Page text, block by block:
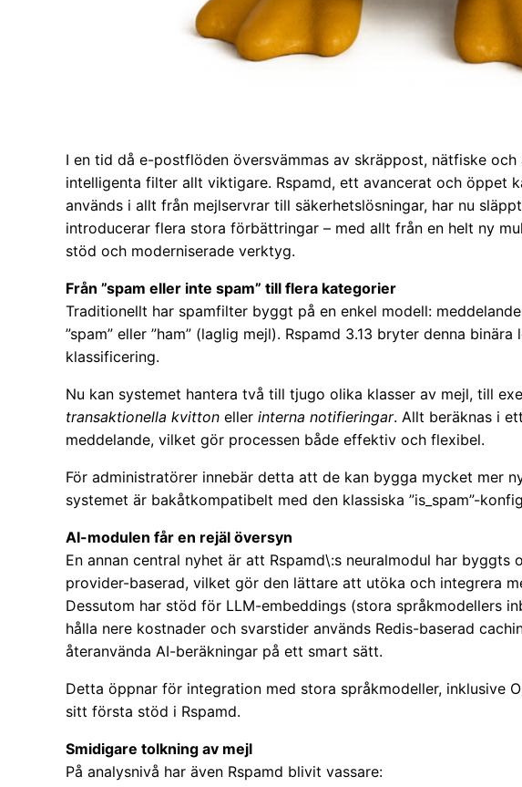
I en tid då e-postflöden översvämmas av skräppost, nätfiske
intelligenta filter allt viktigare. Rspamd, ett avancerat och öppet
används i allt från mejlservrar till säkerhetslösningar, har nu
introducerar flera stora förbättringar – med allt från en helt ny
stöd och moderniserade verktyg.
Från ”spam eller inte spam” till flera kategorier
Traditionellt har spamfilter byggt på en enkel modell:
”spam” eller ”ham” (laglig mejl). Rspamd 3.13 bryter denna
klassificering.
Nu kan systemet hantera två till tjugo olika klasser av mejl, till
transaktionella kvitton eller interna notifieringar. Allt beräknas i
meddelande, vilket gör processen både effektiv och flexibel.
För administratörer innebär detta att de kan bygga mycket mer
systemet är bakåtkompatibelt med den klassiska ”is_spam”-
AI-modulen får en rejäl översyn
En annan central nyhet är att Rspamd\:s neuralmodul har byggts
provider-baserad, vilket gör den lättare att utöka och integrera
Dessutom har stöd för LLM-embeddings (stora språkmodellers
hålla nere kostnader och svarstider används Redis-baserad
återanvända AI-beräkningar på ett smart sätt.
Detta öppnar för integration med stora språkmodeller, inklusive
sitt första stöd i Rspamd.
Smidigare tolkning av mejl
På analysnivå har även Rspamd blivit vassare: